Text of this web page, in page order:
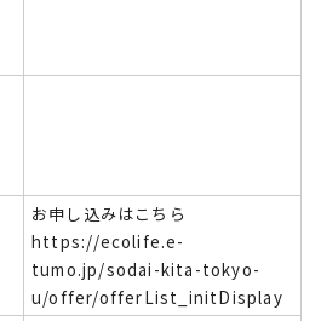
お申し込みはこちら
https://ecolife.e-
tumo.jp/sodai-kita-tokyo-
u/offer/offerList_initDisplay